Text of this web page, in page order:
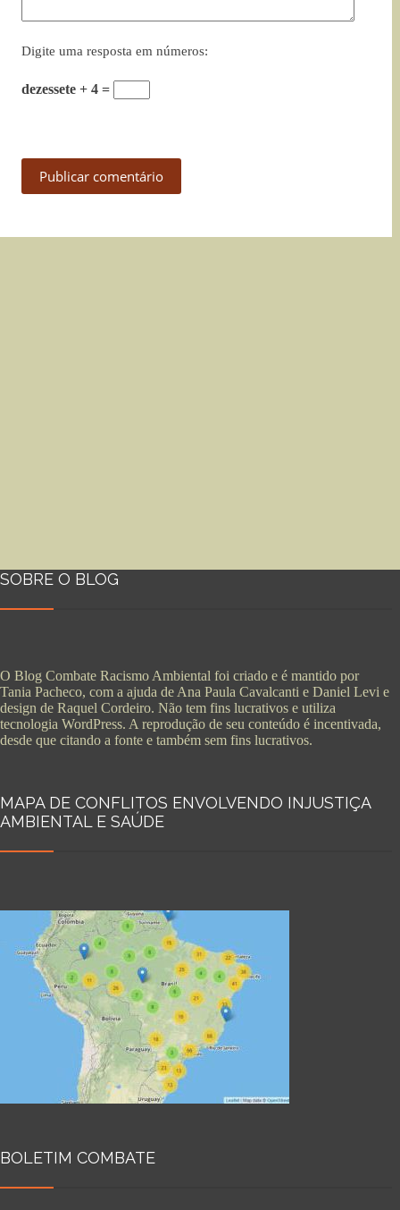
Digite uma resposta em números:
dezessete + 4 =
Publicar comentário
SOBRE O BLOG
O Blog Combate Racismo Ambiental foi criado e é mantido por
Tania Pacheco, com a ajuda de Ana Paula Cavalcanti e Daniel Levi e
design de Raquel Cordeiro. Não tem fins lucrativos e utiliza
tecnologia WordPress. A reprodução de seu conteúdo é incentivada,
desde que citando a fonte e também sem fins lucrativos.
MAPA DE CONFLITOS ENVOLVENDO INJUSTIÇA
AMBIENTAL E SAÚDE
BOLETIM COMBATE